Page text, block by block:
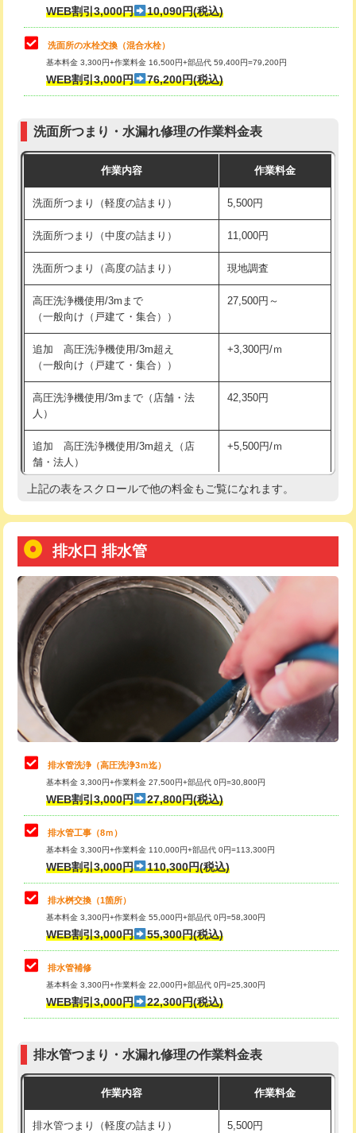
マス交換（土の掘削・埋め戻し作業）
マス交換（深さ50㎝未満）
マス交換（深さ50㎝以上）
モルタル補修（厚さ10㎝まで） 27,500円
モルタル補修（厚さ10㎝超え） 38,500円
洗面台設置 38,500円
バスタブ設置 現場見積
追加人工 16,500円
廃棄・処分
※給水管工事は20mmまでの価格です。
交換・取付(単水栓（壁付・デッキ
式）)
交換・取付(混合水栓（壁付・デッキ
式・ワンホール）)
16,500円+材料費
（P/S/ポップアップ））
交換・取付（その他部品） 11,000円+材料費
持込商品取付（単水栓） 13,200円
持込商品取付（混合水栓） 16,500円
持込商品取付（浄水器・分岐水栓） 16,500円
給水管工事※（ホール加工) 16,500円
給水管工事※（バンド止め)
給水管工事※（支持金具設置) 5,500円
給水管工事※（保温材使用（バンド止
め込み）)
5,500円
給水管工事※（土の掘削・埋め戻し作
業)
11,000円
用/3ｍまで)
用（追加）/3ｍ超え)
給水管工事※（ライニング鋼管・銅
管・ポリ管・HT管使用/3ｍまで)
44,000円
給水管工事※（ライニング鋼管・銅
管・ポリ管・HT管使用/3ｍ超え)
+8,800円
排水管工事（土の掘削・埋め戻し作
業）
11,000円~
排水管工事（排水管工事/3ｍまで） 55,000円
排水管工事（追加 排水管工事/3ｍ超
え）
マス交換（土の掘削・埋め戻し作業）
マス交換（深さ50㎝未満）
マス交換（深さ50㎝以上） 66,000円
コンクリート斫り（厚さ10㎝まで）
コンクリート斫り（厚さ10㎝超え）
モルタル補修（厚さ10㎝まで）
モルタル補修（厚さ10㎝超え）
追加人工 16,500円
現場見積
WEB割引3,000円 10,090円(税込)
洗面所の水栓交換（混合水栓）
基本料金 3,300円+作業料金 16,500円+部品代 59,400円=79,200円
WEB割引3,000円 76,200円(税込)
洗面所つまり・水漏れ修理の作業料金表
作業内容 作業料金
洗面所つまり（軽度の詰まり） 5,500円
洗面所つまり（中度の詰まり） 11,000円
洗面所つまり（高度の詰まり） 現地調査
高圧洗浄機使用/3mまで
（一般向け（戸建て・集合））
27,500円～
追加 高圧洗浄機使用/3m超え
（一般向け（戸建て・集合））
+3,300円/ｍ
高圧洗浄機使用/3mまで（店舗・法
人）
42,350円
追加 高圧洗浄機使用/3m超え（店
舗・法人）
+5,500円/ｍ
高度高圧洗浄換 現地調査
トーラー機使用/3mまで
追加トーラー機使用/3m超え +3,300円
カメラ調査 33,000円
桝清掃 8,800円
止水・漏水調査・防水処理・清掃・修
理・調整・分解・加工など（軽作業）
11,000円
止水・漏水調査・防水処理・清掃・修
理・調整・分解・加工など（中作業）
22,000円
止水・漏水調査・防水処理・清掃・修
理・調整・分解・加工など（重作業）
33,000円
その他部品の脱着
交換・取付（タンク） 22,000円+材料費
交換・取付(単水栓（壁付・デッキ
式）)
交換・取付(混合水栓（壁付・デッキ
式・ワンホール）)
16,500円+材料費
交換・取付(排水栓・排水トラップ
交換・取付（その他部品） 11,000円+材料費
持込商品取付（単水栓） 13,200円
持込商品取付（混合水栓） 16,500円
上記の表をスクロールで他の料金もご覧になれます。
排水口 排水管
排水管洗浄（高圧洗浄3ｍ迄）
基本料金 3,300円+作業料金 27,500円+部品代 0円=30,800円
WEB割引3,000円 27,800円(税込)
排水管工事（8ｍ）
基本料金 3,300円+作業料金 110,000円+部品代 0円=113,300円
WEB割引3,000円 110,300円(税込)
排水桝交換（1箇所）
基本料金 3,300円+作業料金 55,000円+部品代 0円=58,300円
WEB割引3,000円 55,300円(税込)
排水管補修
基本料金 3,300円+作業料金 22,000円+部品代 0円=25,300円
WEB割引3,000円 22,300円(税込)
排水管つまり・水漏れ修理の作業料金表
作業内容 作業料金
排水管つまり（軽度の詰まり） 5,500円